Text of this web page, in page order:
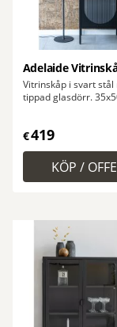
Adelaide
Vitrinskåp i svart stål
tippad glasdörr.
€419